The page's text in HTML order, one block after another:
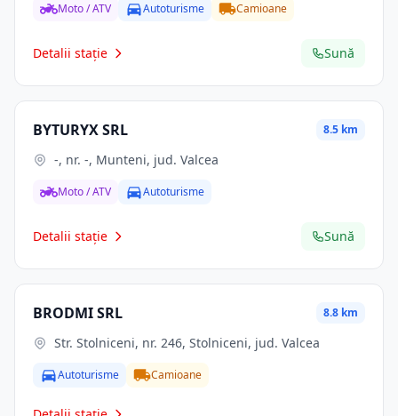
Moto / ATV Autoturisme Camioane
Detalii stație Sună
BYTURYX SRL 8.5 km
-, nr. -, Munteni, jud. Valcea
Moto / ATV Autoturisme
Detalii stație Sună
BRODMI SRL 8.8 km
Str. Stolniceni, nr. 246, Stolniceni, jud. Valcea
Autoturisme Camioane